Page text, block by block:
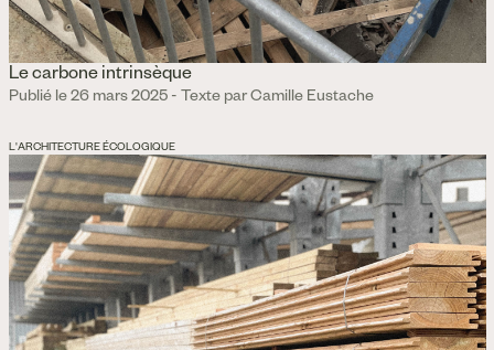
Le carbone intrinsèque
Publié le 26 mars 2025 - Texte par Camille Eustache
L'ARCHITECTURE ÉCOLOGIQUE